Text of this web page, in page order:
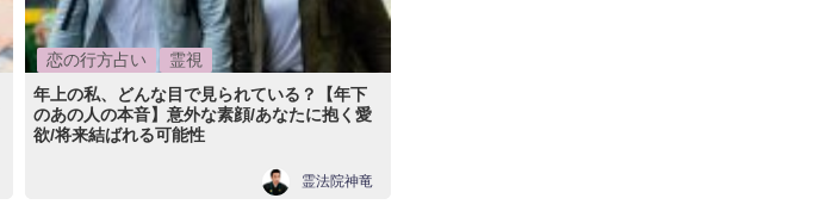
恋の行方占い
霊視
年上の私、どんな目で見られている？【年下
のあの人の本音】意外な素顔/あなたに抱く愛
欲/将来結ばれる可能性
霊法院神竜